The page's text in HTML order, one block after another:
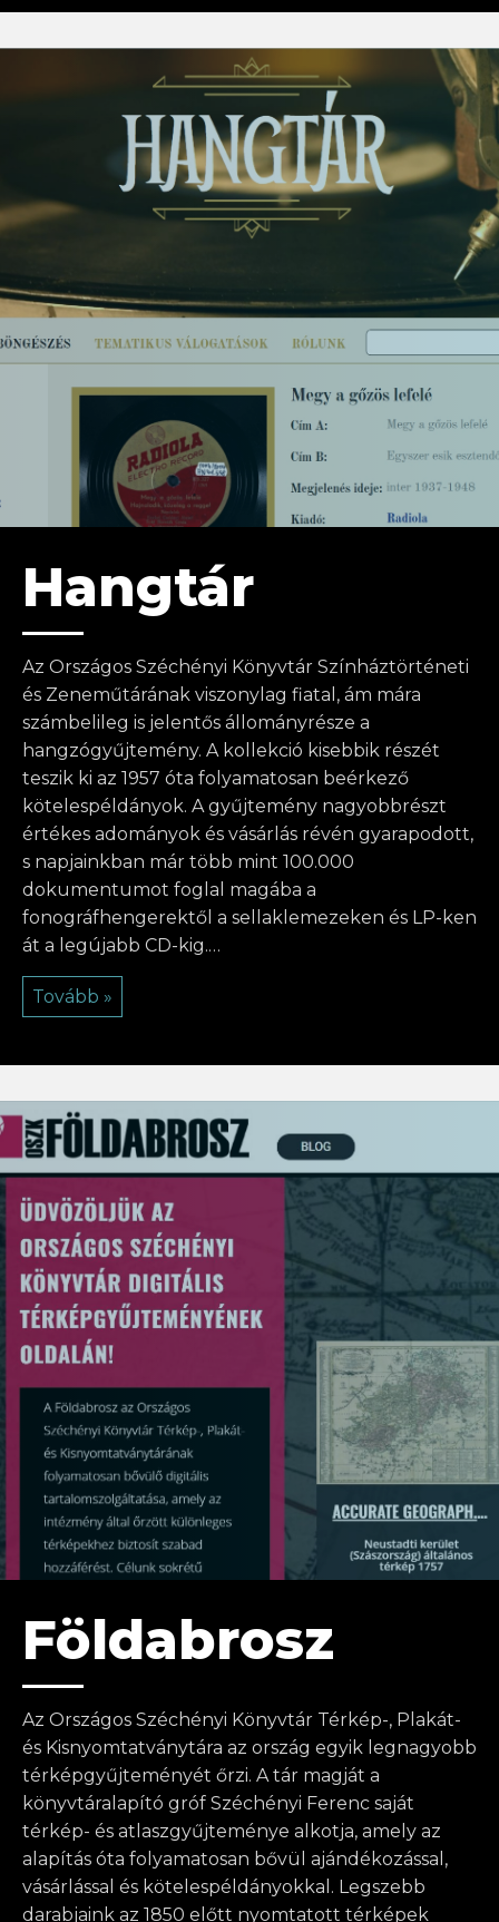
Hangtár
Az Országos Széchényi Könyvtár Színháztörténeti
és Zeneműtárának viszonylag fiatal, ám mára
számbelileg is jelentős állományrésze a
hangzógyűjtemény. A kollekció kisebbik részét
teszik ki az 1957 óta folyamatosan beérkező
kötelespéldányok. A gyűjtemény nagyobbrészt
értékes adományok és vásárlás révén gyarapodott,
s napjainkban már több mint 100.000
dokumentumot foglal magába a
fonográfhengerektől a sellaklemezeken és LP-ken
át a legújabb CD-kig.…
Tovább »
Földabrosz
Az Országos Széchényi Könyvtár Térkép-, Plakát-
és Kisnyomtatványtára az ország egyik legnagyobb
térképgyűjteményét őrzi. A tár magját a
könyvtáralapító gróf Széchényi Ferenc saját
térkép- és atlaszgyűjteménye alkotja, amely az
alapítás óta folyamatosan bővül ajándékozással,
vásárlással és kötelespéldányokkal. Legszebb
darabjaink az 1850 előtt nyomtatott térképek